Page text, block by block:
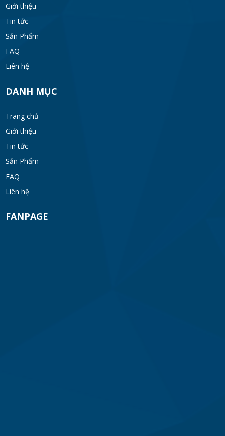
Giới thiệu
Tin tức
Sản Phẩm
FAQ
Liên hệ
DANH MỤC
Trang chủ
Giới thiệu
Tin tức
Sản Phẩm
FAQ
Liên hệ
FANPAGE